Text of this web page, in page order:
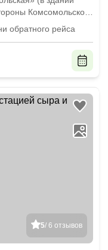
Комсомольской
рамок досмотра),
обратного рейса
5/ 6 отзывов